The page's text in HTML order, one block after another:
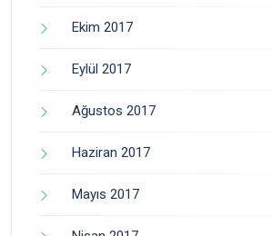
Ekim 2017
Eylül 2017
Ağustos 2017
Haziran 2017
Mayıs 2017